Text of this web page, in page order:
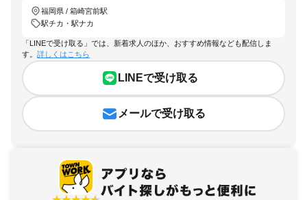
福岡県 / 箱崎宮前駅
駅チカ・駅ナカ
「LINEで受け取る」では、新着求人のほか、おすすめ情報なども配信しま
す。 詳しくはこちら
LINEで受け取る
メールで受け取る